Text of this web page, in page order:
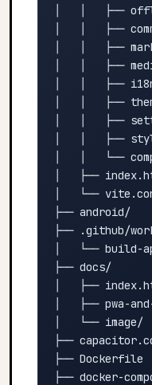
│   │   ├──
│   │   ├──
│   │   ├──
│   │   ├──
│   │   ├──
│   │   ├──
│   │   ├──
│   │   ├──
│   │   └──
│   ├──
│   └──
├── android/
├── .github/
│   └── build-
├── docs/
│   ├──
│   ├── pwa-
│   └──
├──
├──
├── docker-